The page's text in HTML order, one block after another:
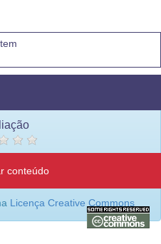
conteúdo
Licença Creative Commons